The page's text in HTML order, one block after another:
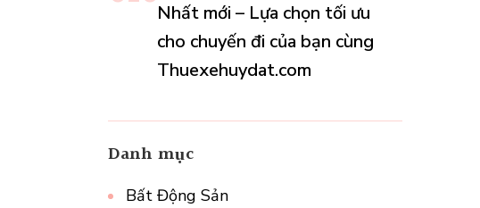
Nhất mới – Lựa chọn tối ưu
cho chuyến đi của bạn cùng
Thuexehuydat.com
Danh mục
Bất Động Sản